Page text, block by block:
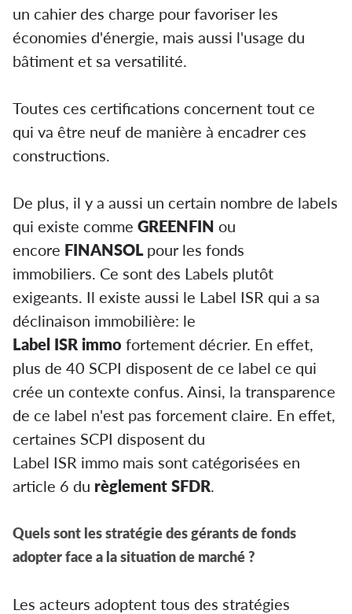
un cahier des charge pour favoriser les
économies d'énergie, mais aussi l'usage du
bâtiment et sa versatilité.
Toutes ces certifications concernent tout ce
qui va être neuf de manière à encadrer ces
constructions.
De plus, il y a aussi un certain nombre de labels
qui existe comme GREENFIN ou
encore FINANSOL pour les fonds
immobiliers. Ce sont des Labels plutôt
exigeants. Il existe aussi le Label ISR qui a sa
déclinaison immobilière: le
Label ISR immo fortement décrier. En effet,
plus de 40 SCPI disposent de ce label ce qui
crée un contexte confus. Ainsi, la transparence
de ce label n'est pas forcement claire. En effet,
certaines SCPI disposent du
Label ISR immo mais sont catégorisées en
article 6 du règlement SFDR
Quels sont les stratégie des gérants de fonds
adopter face a la situation de marché ?
Les acteurs adoptent tous des stratégies